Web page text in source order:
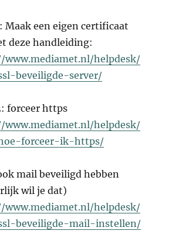
Maak een eigen certificaat
deze handleiding:
helpdesk/
beveiligde-server/
forceer https
helpdesk/
forceer-ik-https/
mail beveiligd hebben
wil je dat)
helpdesk/
beveiligde-mail-instellen/